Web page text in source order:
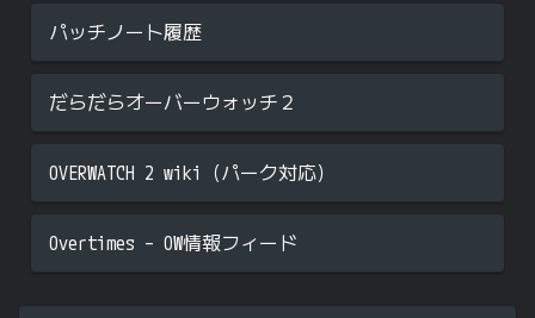
パッチノート履歴
だらだらオーバーウォッチ２
OVERWATCH 2 wiki（パーク対応）
Overtimes – OW情報フィード